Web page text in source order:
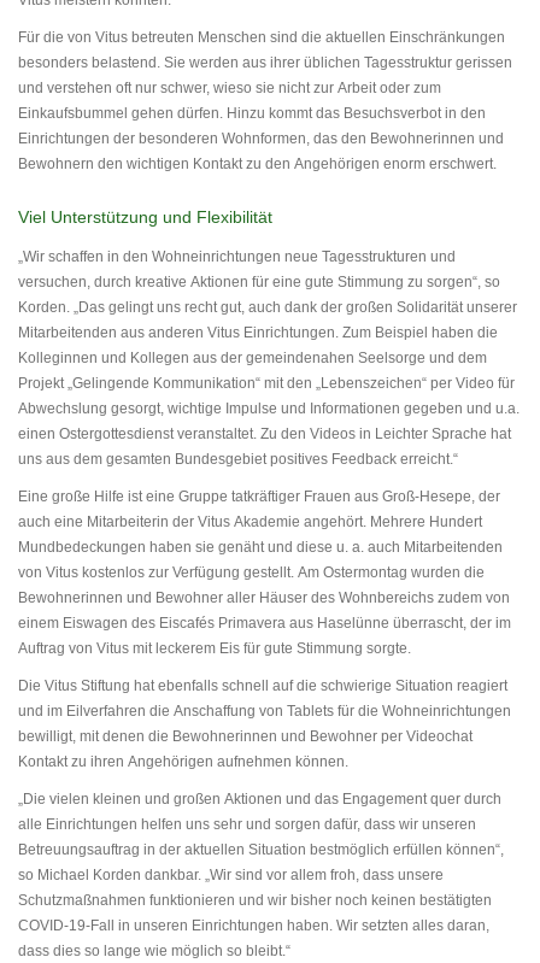
Für die von Vitus betreuten Menschen sind die aktuellen Einschränkungen
besonders belastend. Sie werden aus ihrer üblichen Tagesstruktur gerissen
und verstehen oft nur schwer, wieso sie nicht zur Arbeit oder zum
Einkaufsbummel gehen dürfen. Hinzu kommt das Besuchsverbot in den
Einrichtungen der besonderen Wohnformen, das den Bewohnerinnen und
Bewohnern den wichtigen Kontakt zu den Angehörigen enorm erschwert.
Viel Unterstützung und Flexibilität
„Wir schaffen in den Wohneinrichtungen neue Tagesstrukturen und
versuchen, durch kreative Aktionen für eine gute Stimmung zu sorgen“, so
Korden. „Das gelingt uns recht gut, auch dank der großen Solidarität unserer
Mitarbeitenden aus anderen Vitus Einrichtungen. Zum Beispiel haben die
Kolleginnen und Kollegen aus der gemeindenahen Seelsorge und dem
Projekt „Gelingende Kommunikation“ mit den „Lebenszeichen“ per Video für
Abwechslung gesorgt, wichtige Impulse und Informationen gegeben und u.a.
einen Ostergottesdienst veranstaltet. Zu den Videos in Leichter Sprache hat
uns aus dem gesamten Bundesgebiet positives Feedback erreicht.“
Eine große Hilfe ist eine Gruppe tatkräftiger Frauen aus Groß-Hesepe, der
auch eine Mitarbeiterin der Vitus Akademie angehört. Mehrere Hundert
Mundbedeckungen haben sie genäht und diese u. a. auch Mitarbeitenden
von Vitus kostenlos zur Verfügung gestellt. Am Ostermontag wurden die
Bewohnerinnen und Bewohner aller Häuser des Wohnbereichs zudem von
einem Eiswagen des Eiscafés Primavera aus Haselünne überrascht, der im
Auftrag von Vitus mit leckerem Eis für gute Stimmung sorgte.
Die Vitus Stiftung hat ebenfalls schnell auf die schwierige Situation reagiert
und im Eilverfahren die Anschaffung von Tablets für die Wohneinrichtungen
bewilligt, mit denen die Bewohnerinnen und Bewohner per Videochat
Kontakt zu ihren Angehörigen aufnehmen können.
„Die vielen kleinen und großen Aktionen und das Engagement quer durch
alle Einrichtungen helfen uns sehr und sorgen dafür, dass wir unseren
Betreuungsauftrag in der aktuellen Situation bestmöglich erfüllen können“,
so Michael Korden dankbar. „Wir sind vor allem froh, dass unsere
Schutzmaßnahmen funktionieren und wir bisher noch keinen bestätigten
COVID-19-Fall in unseren Einrichtungen haben. Wir setzten alles daran,
dass dies so lange wie möglich so bleibt.“